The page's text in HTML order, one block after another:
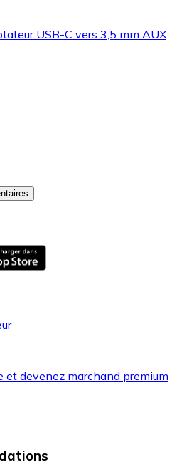
USB-C vers 3,5 mm AUX
et devenez marchand premium